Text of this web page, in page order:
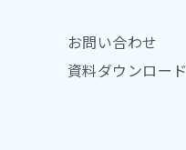
お問い合わせ
資料ダウンロード